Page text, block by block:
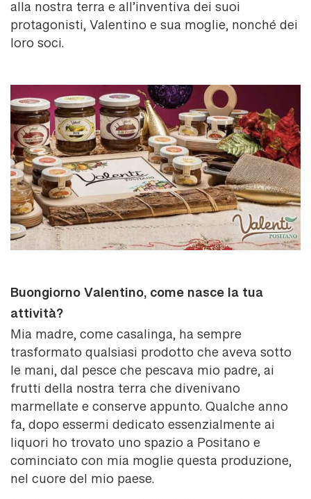
alla nostra terra e all’inventiva dei suoi
protagonisti, Valentino e sua moglie, nonché dei
loro soci.
Buongiorno Valentino, come nasce la tua
attività?
Mia madre, come casalinga, ha sempre
trasformato qualsiasi prodotto che aveva sotto
le mani, dal pesce che pescava mio padre, ai
frutti della nostra terra che divenivano
marmellate e conserve appunto. Qualche anno
fa, dopo essermi dedicato essenzialmente ai
liquori ho trovato uno spazio a Positano e
cominciato con mia moglie questa produzione,
nel cuore del mio paese.